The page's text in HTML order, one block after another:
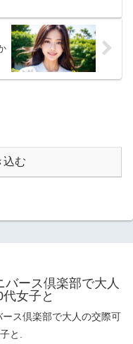
込む
ース倶楽部で大人
女子と
ス倶楽部で大人の交際可
と.